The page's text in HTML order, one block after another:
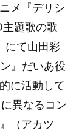
メ『デリシ
題歌の歌
にて山田彩
』だいあ役
に活動して
異なるコン
（アカツ